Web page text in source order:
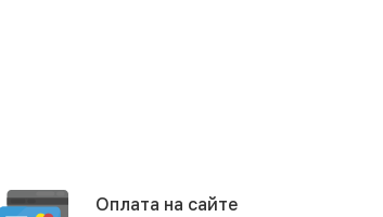
Оплата на сайте